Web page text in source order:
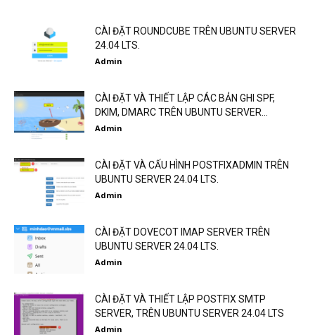
CÀI ĐẶT ROUNDCUBE TRÊN UBUNTU SERVER
24.04 LTS.
Admin
CÀI ĐẶT VÀ THIẾT LẬP CÁC BẢN GHI SPF,
DKIM, DMARC TRÊN UBUNTU SERVER...
Admin
CÀI ĐẶT VÀ CẤU HÌNH POSTFIXADMIN TRÊN
UBUNTU SERVER 24.04 LTS.
Admin
CÀI ĐẶT DOVECOT IMAP SERVER TRÊN
UBUNTU SERVER 24.04 LTS.
Admin
CÀI ĐẶT VÀ THIẾT LẬP POSTFIX SMTP
SERVER, TRÊN UBUNTU SERVER 24.04 LTS
Admin